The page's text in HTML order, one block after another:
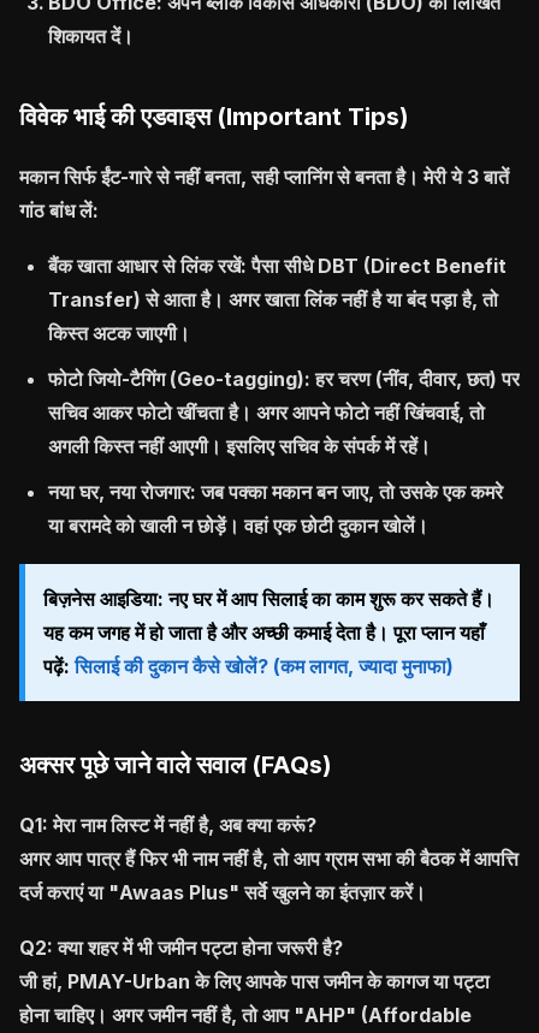
शिकायत दें।
विवेक भाई की एडवाइस (Important Tips)
मकान सिर्फ ईंट-गारे से नहीं बनता, सही प्लानिंग से बनता है। मेरी ये 3 बातें
गांठ बांध लें:
बैंक खाता आधार से लिंक रखें: पैसा सीधे DBT (Direct Benefit
Transfer) से आता है। अगर खाता लिंक नहीं है या बंद पड़ा है, तो
किस्त अटक जाएगी।
फोटो जियो-टैगिंग (Geo-tagging): हर चरण (नींव, दीवार, छत) पर
सचिव आकर फोटो खींचता है। अगर आपने फोटो नहीं खिंचवाई, तो
अगली किस्त नहीं आएगी। इसलिए सचिव के संपर्क में रहें।
नया घर, नया रोजगार: जब पक्का मकान बन जाए, तो उसके एक कमरे
या बरामदे को खाली न छोड़ें। वहां एक छोटी दुकान खोलें।
बिज़नेस आइडिया: नए घर में आप सिलाई का काम शुरू कर सकते हैं।
यह कम जगह में हो जाता है और अच्छी कमाई देता है। पूरा प्लान यहाँ
पढ़ें:सिलाई की दुकान कैसे खोलें? (कम लागत, ज्यादा मुनाफा)
अक्सर पूछे जाने वाले सवाल (FAQs)
Q1: मेरा नाम लिस्ट में नहीं है, अब क्या करूं?
अगर आप पात्र हैं फिर भी नाम नहीं है, तो आप ग्राम सभा की बैठक में आपत्ति
दर्ज कराएं या "Awaas Plus" सर्वे खुलने का इंतज़ार करें।
Q2: क्या शहर में भी जमीन पट्टा होना जरूरी है?
जी हां, PMAY-Urban के लिए आपके पास जमीन के कागज या पट्टा
होना चाहिए। अगर जमीन नहीं है, तो आप "AHP" (Affordable